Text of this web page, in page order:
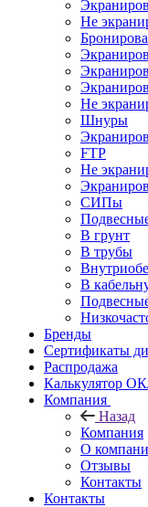
Не
Не
Шнуры
FTP
Не
СИПы
В грунт
В трубы
В
Бренды
Сертификаты
Распродажа
Калькулятор
Компания
Назад
Компания
О
Отзывы
Контакты
Контакты